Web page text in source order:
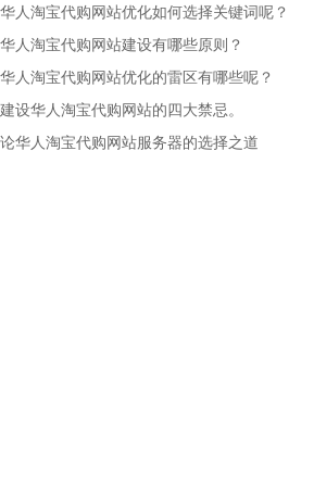
华人淘宝代购网站优化如何选择关键词呢？
华人淘宝代购网站建设有哪些原则？
华人淘宝代购网站优化的雷区有哪些呢？
建设华人淘宝代购网站的四大禁忌。
论华人淘宝代购网站服务器的选择之道